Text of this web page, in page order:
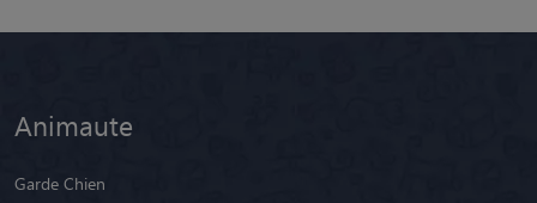
Animaute
Garde Chien